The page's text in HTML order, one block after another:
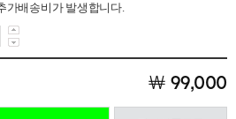
가배송비가 발생합니다.
￦ 99,000